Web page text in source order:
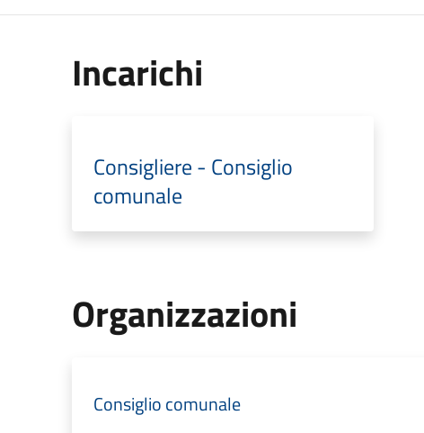
Incarichi
Consigliere - Consiglio
comunale
Organizzazioni
Consiglio comunale